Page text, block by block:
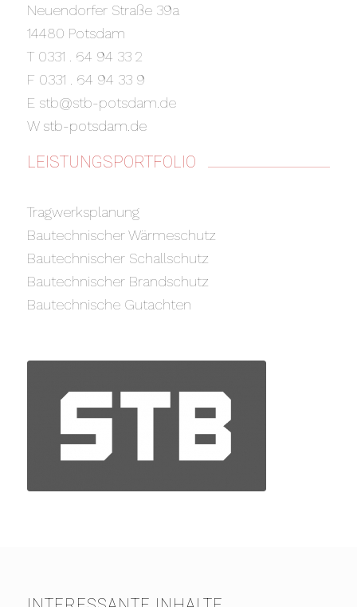
Neuendorfer Straße 39a
14480 Potsdam
T 0331 . 64 94 33 2
F 0331 . 64 94 33 9
E stb@stb-potsdam.de
W stb-potsdam.de
LEISTUNGSPORTFOLIO
Tragwerksplanung
Bautechnischer Wärmeschutz
Bautechnischer Schallschutz
Bautechnischer Brandschutz
Bautechnische Gutachten